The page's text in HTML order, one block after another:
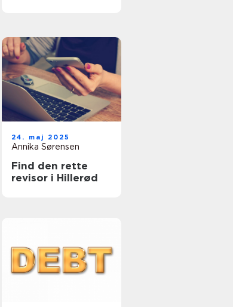
24. maj 2025
Annika Sørensen
Find den rette
revisor i Hillerød